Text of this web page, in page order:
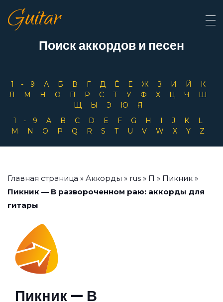
Guitar
Поиск аккордов и песен
1-9 А Б В Г Д Ё Е Ж З И Й
К
Л
М Н О П Р С Т У Ф Х Ц Ч
Ш
Щ
Ы Э Ю
Я
1-9
A B C D E F G H I J K
L
M
N O P Q R S T U V W X Y Z
Главная страница » Аккорды » rus » П » Пикник »
Пикник — В развороченном раю: аккорды для
гитары
Пикник — В